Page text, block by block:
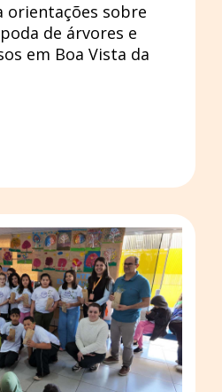
orientações sobre
de árvores e
em Boa Vista da